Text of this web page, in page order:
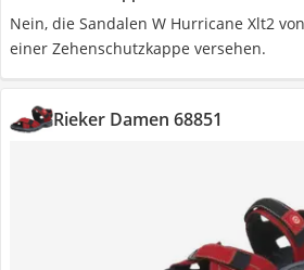
Nein, die Sandalen W Hurricane Xlt2
einer Zehenschutzkappe versehen.
Rieker Damen 68851